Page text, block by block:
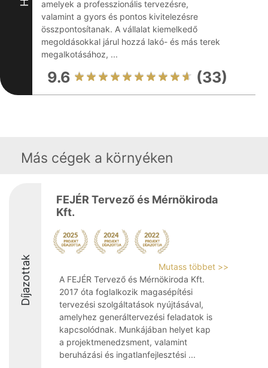
amelyek a professzionális tervezésre,
valamint a gyors és pontos kivitelezésre
összpontosítanak. A vállalat kiemelkedő
megoldásokkal járul hozzá lakó- és más terek
megalkotásához, ...
9.6 (33)
Más cégek a környéken
Díjazottak
FEJÉR Tervező és Mérnökiroda
Kft.
Mutass többet >>
A FEJÉR Tervező és Mérnökiroda Kft.
2017 óta foglalkozik magasépítési
tervezési szolgáltatások nyújtásával,
amelyhez generáltervezési feladatok is
kapcsolódnak. Munkájában helyet kap
a projektmenedzsment, valamint
beruházási és ingatlanfejlesztési ...